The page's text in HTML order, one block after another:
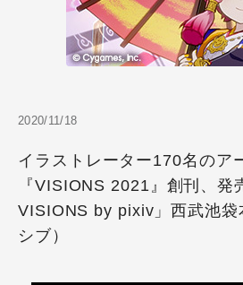
2020/11/18
イラストレーター170名のア
『VISIONS 2021』創刊、発
VISIONS by pixiv」西武池袋
シブ）